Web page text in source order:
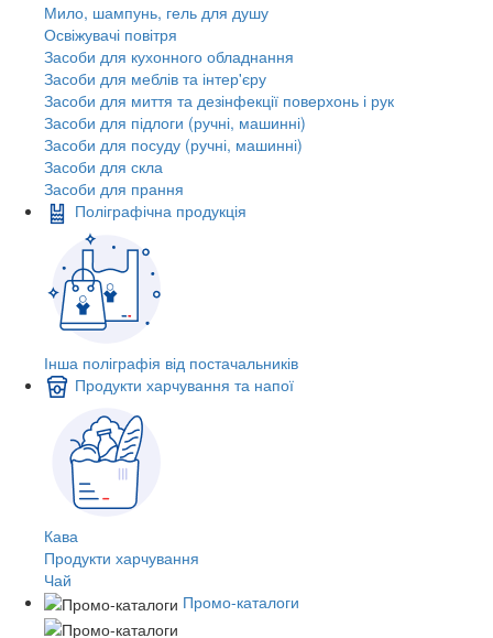
Мило, шампунь, гель для душу
Освіжувачі повітря
Засоби для кухонного обладнання
Засоби для меблів та інтер'єру
Засоби для миття та дезінфекції поверхонь і рук
Засоби для підлоги (ручні, машинні)
Засоби для посуду (ручні, машинні)
Засоби для скла
Засоби для прання
Поліграфічна продукція
Інша поліграфія від постачальників
Продукти харчування та напої
Кава
Продукти харчування
Чай
Промо-каталоги